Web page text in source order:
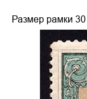
Размер рамки